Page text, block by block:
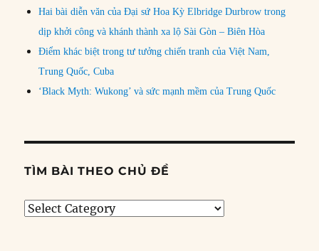
Hai bài diễn văn của Đại sứ Hoa Kỳ Elbridge Durbrow trong
dịp khởi công và khánh thành xa lộ Sài Gòn – Biên Hòa
Điểm khác biệt trong tư tưởng chiến tranh của Việt Nam,
Trung Quốc, Cuba
‘Black Myth: Wukong’ và sức mạnh mềm của Trung Quốc
TÌM BÀI THEO CHỦ ĐỀ
Tìm